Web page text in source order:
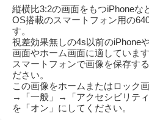
縦横比3:2の画面をもつiPhoneな
OS搭載のスマートフォン用の
す。
視差効果無しの4s以前のiPhone
画面やホーム画面に適しています
スマートフォンで画像を保存す
ださい。
この画像をホームまたはロック
→「一般」→「アクセシビリテ
を「オン」にしてください。